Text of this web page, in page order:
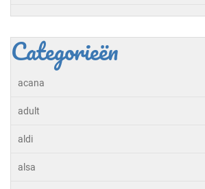
Categorieën
acana
adult
aldi
alsa